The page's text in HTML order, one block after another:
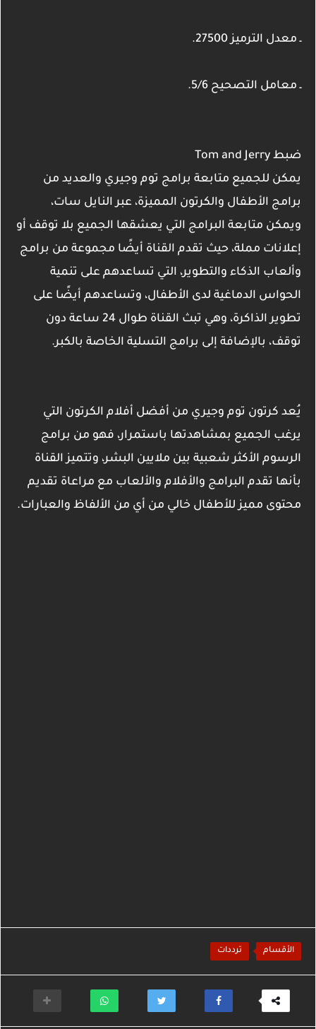
ـ معدل الترميز 27500.
ـ معامل التصحيح 5/6.
ضبط Tom and Jerry
يمكن للجميع متابعة برامج توم وجيري والعديد من
برامج الأطفال والكرتون المميزة، عبر النايل سات،
ويمكن متابعة البرامج التي يعشقها الجميع بلا توقف أو
إعلانات مملة، حيث تقدم القناة أيضًا مجموعة من برامج
وألعاب الذكاء والتطوير، التي تساعدهم على تنمية
الحواس الدماغية لدى الأطفال، وتساعدهم أيضًا على
تطوير الذاكرة، وهي تبث القناة طوال 24 ساعة دون
توقف، بالإضافة إلى برامج التسلية الخاصة بالكبر.
يُعد كرتون توم وجيري من أفضل أفلام الكرتون التي
يرغب الجميع بمشاهدتها باستمرار، فهو من برامج
الرسوم الأكثر شعبية بين ملايين البشر، وتتميز القناة
بأنها تقدم البرامج والأفلام والألعاب مع مراعاة تقديم
محتوى مميز للأطفال خالي من أي من الألفاظ والعبارات.
الأقسام ترددات